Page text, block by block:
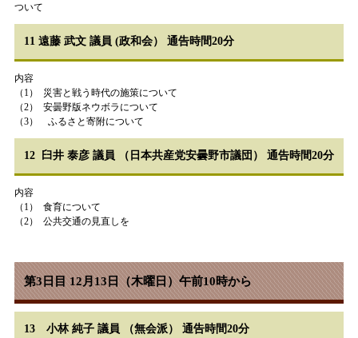
ついて
11 遠藤 武文 議員 (政和会） 通告時間20分
内容
（1） 災害と戦う時代の施策について
（2） 安曇野版ネウボラについて
（3） ふるさと寄附について
12 臼井 泰彦 議員 （日本共産党安曇野市議団） 通告時間20分
内容
（1） 食育について
（2） 公共交通の見直しを
第3日目 12月13日（木曜日）午前10時から
13 小林 純子 議員 （無会派） 通告時間20分